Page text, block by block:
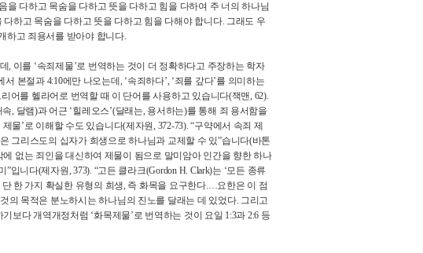
을 다하고 목숨을 다하고 뜻을 다하고 힘을 다하여 주 너의 하나님
하고 목숨을 다하고 뜻을 다하고 힘을 다해야 합니다. 그래도 우
하고 죄용서를 받아야 합니다.
, 이를 ‘속죄제물’로 번역하는 것이 더 정확하다고 주장하는 학자
서 본절과 4:10에만 나오는데 , ‘속죄하다’, ‘죄를 갚다’를 의미하는
어를 헬라어로 번역할 때 이 단어를 사용하고 있습니다(잭맨, 62).
속, 달램)과 어근 ‘힐레오스’(달래는, 용서하는)를 통해 죄 용서함을
제물’로 이해할 수도 있습니다(제자원, 372-73). “구약에서 속죄 제
그리스도의 십자가 희생으로 하나님과 교제할 수 있”습니다(바톤
없는 죄인을 대신하여 제물이 됨으로 말미암아 인간을 향한 하나
”입니다(제자원, 373). “고든 클라크(Gordon H. Clark)는 ‘모든 종류
한 가지 확실한 유형의 희생, 즉 화목을 요구한다.…요한은 이 점
의 목적은 분노하시는 하나님의 진노를 달래는 데 있었다. 그리고
기보다 개역개정처럼 ‘화목제물’로 번역하는 것이 요일 1:3과 2:6 등